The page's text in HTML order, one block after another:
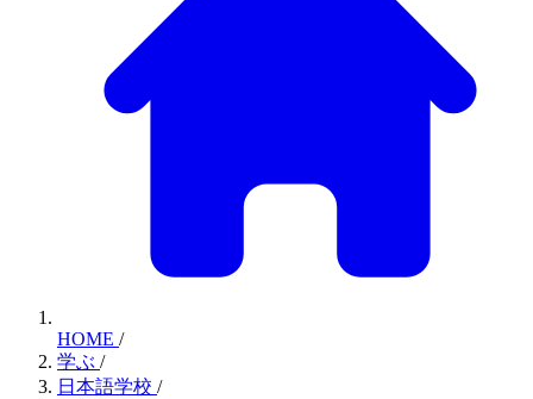
HOME /
学ぶ /
日本語学校 /